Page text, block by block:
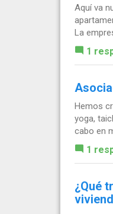
Aquí va
La
1
Hemos
yoga,
cabo en
1
¿Qué